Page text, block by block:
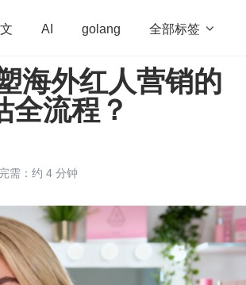
AI golang 全部标签 
学习方法 Web3.0 高效工作
思考 低代码
海外红人营销的
全流程？
需：约 4 分钟